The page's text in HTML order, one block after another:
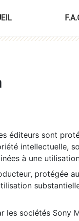
éditeurs sont
intellectuelle,
à une
protégée
les sociétés Sony